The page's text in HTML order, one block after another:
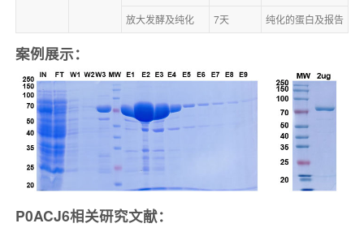
放大发酵及纯化
7天 纯化的蛋白及报告
案例展示：
P0ACJ6相关研究文献：